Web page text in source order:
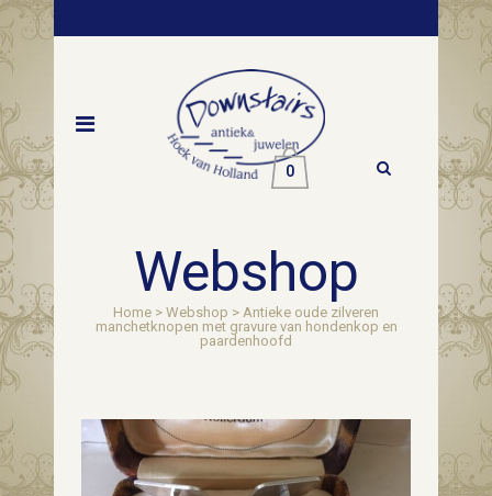
0
Webshop
Home > Webshop > Antieke oude zilveren
manchetknopen met gravure van hondenkop en
paardenhoofd